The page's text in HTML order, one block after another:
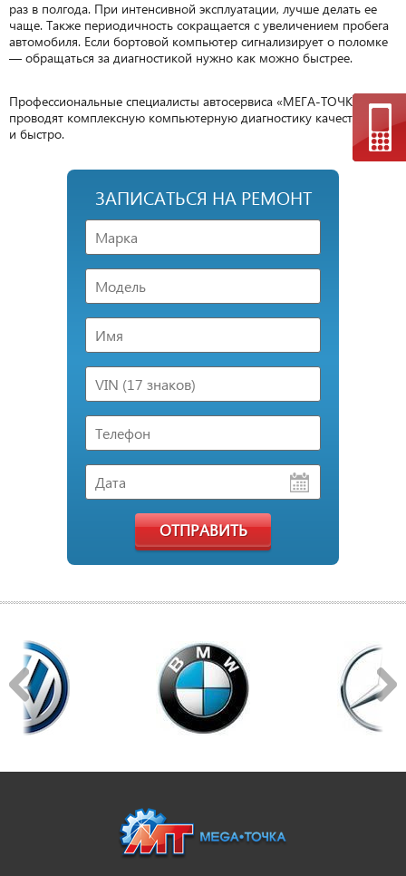
раз в полгода. При интенсивной эксплуатации, лучше делать ее
чаще. Также периодичность сокращается с увеличением пробега
автомобиля. Если бортовой компьютер сигнализирует о поломке
— обращаться за диагностикой нужно как можно быстрее.
Профессиональные специалисты автосервиса «МЕГА-ТОЧКА»
проводят комплексную компьютерную диагностику качественно
и быстро.
ЗАПИСАТЬСЯ НА РЕМОНТ
ОТПРАВИТЬ